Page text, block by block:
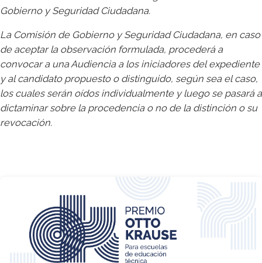
Gobierno y Seguridad Ciudadana.
La Comisión de Gobierno y Seguridad Ciudadana, en caso
de aceptar la observación formulada, procederá a
convocar a una Audiencia a los iniciadores del expediente
y al candidato propuesto o distinguido, según sea el caso,
los cuales serán oídos individualmente y luego se pasará a
dictaminar sobre la procedencia o no de la distinción o su
revocación.